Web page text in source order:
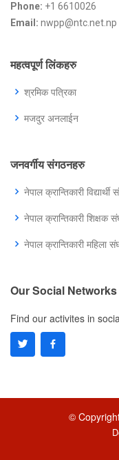
Phone: +1 6610026
Email: nwpp@ntc.net.np
महत्वपूर्ण लिंकहरु
श्रमिक पत्रिका
मजदुर अनलाईन
जनवर्गीय संगठनहरु
नेपाल क्रान्तिकारी विद्यार्थी
नेपाल क्रान्तिकारी शिक्षक
नेपाल क्रान्तिकारी महिला
Our Social Networks
Find our activites in
©